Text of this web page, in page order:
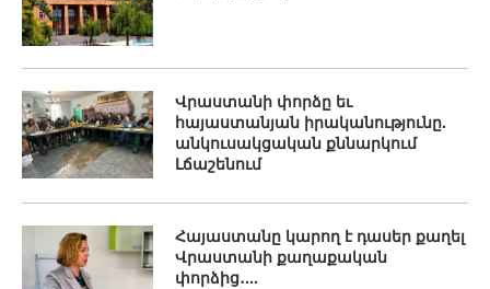
Վրաստանի փորձը եւ
հայաստանյան իրականությունը.
անկուսակցական քննարկում
Լճաշենում
Հայաստանը կարող է դասեր քաղել
Վրաստանի քաղաքական
փորձից․...